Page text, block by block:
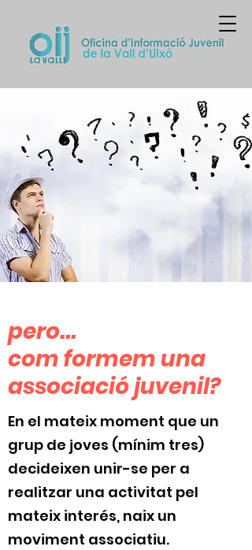
pero...
com formem una
associació juvenil?
En el mateix moment que un
grup de joves (mínim tres)
decideixen unir-se per a
realitzar una activitat pel
mateix interés, naix un
moviment associatiu.